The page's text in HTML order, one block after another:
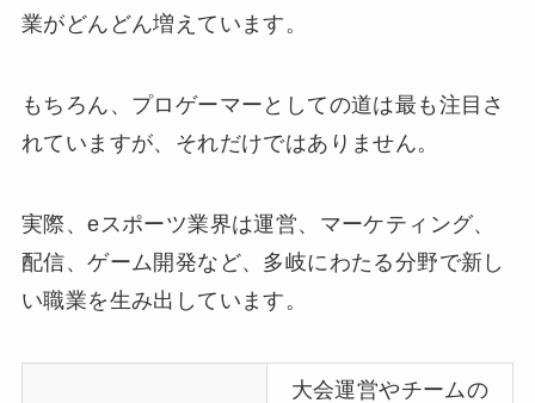
業がどんどん増えています。
もちろん、プロゲーマーとしての道は最も注目さ
れていますが、それだけではありません。
実際、eスポーツ業界は運営、マーケティング、
配信、ゲーム開発など、多岐にわたる分野で新し
い職業を生み出しています。
大会運営やチームの